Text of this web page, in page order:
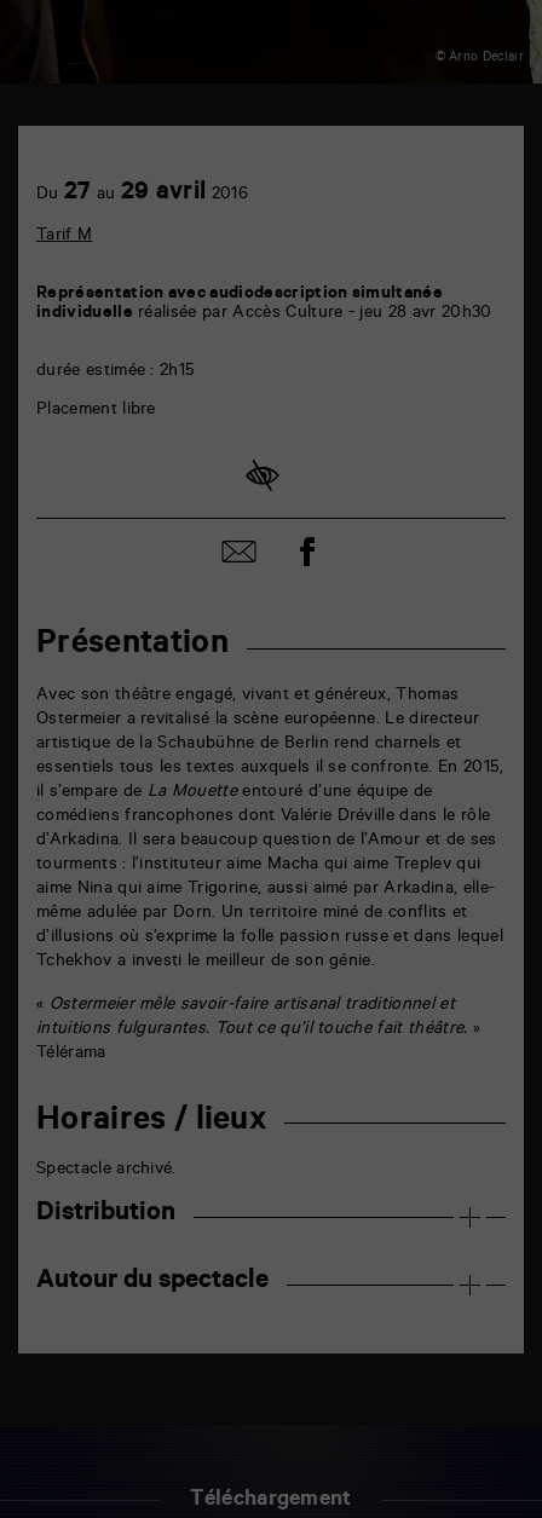
© Arno Declair
Poitiers
Présentation
Avec son théâtre engagé, vivant et généreux, Thomas
Ostermeier a revitalisé la scène européenne. Le directeur
artistique de la Schaubühne de Berlin rend charnels et
essentiels tous les textes auxquels il se confronte. En 2015,
il s’empare de La Mouetteentouré d’une équipe de
comédiens francophones dont Valérie Dréville dans le rôle
d’Arkadina. Il sera beaucoup question de l’Amour et de ses
tourments : l’instituteur aime Macha qui aime Treplev qui
aime Nina qui aime Trigorine, aussi aimé par Arkadina, elle-
même adulée par Dorn. Un territoire miné de conflits et
d’illusions où s’exprime la folle passion russe et dans lequel
Tchekhov a investi le meilleur de son génie.
« Ostermeier mêle savoir-faire artisanal traditionnel et
intuitions fulgurantes. Tout ce qu’il touche fait théâtre. »
Télérama
Horaires / lieux
Spectacle archivé.
Distribution
Autour du spectacle
Achetez
en
Du 27 au 29 avril 2016
Tarif M
Représentation avec audiodescription simultanée
individuelle réalisée par Accès Culture - jeu 28 avr 20h30
durée estimée : 2h15
Placement libre
Partager
par
Partager
sur
Téléchargement